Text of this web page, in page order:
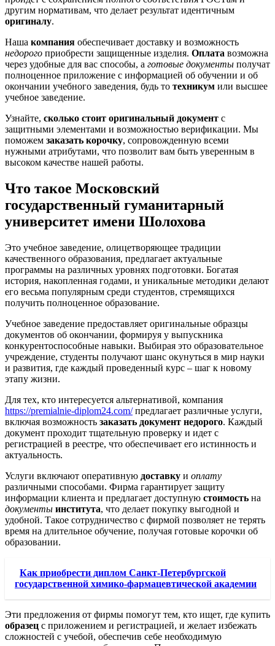
другим нормативам, что делает результат идентичным
оригиналу.
Наша компания обеспечивает доставку и возможность
недорого приобрести защищенные изделия. Оплата возможна
через удобные для вас способы, а готовые документы получат
полноценное приложение с информацией об обучении и об
окончании учебного заведения, будь то техникум или высшее
учебное заведение.
Узнайте, сколько стоит оригинальный документ с
защитными элементами и возможностью верификации. Мы
поможем заказать корочку, сопровожденную всеми
нужными атрибутами, что позволит вам быть уверенным в
высоком качестве нашей работы.
Что такое Московский
государственный гуманитарный
университет имени Шолохова
Это учебное заведение, олицетворяющее традиции
качественного образования, предлагает актуальные
программы на различных уровнях подготовки. Богатая
история, накопленная годами, и уникальные методики делают
его весьма популярным среди студентов, стремящихся
получить полноценное образование.
Учебное заведение предоставляет оригинальные образцы
документов об окончании, формируя у выпускника
конкурентоспособные навыки. Выбирая это образовательное
учреждение, студенты получают шанс окунуться в мир науки
и развития, где каждый проведенный курс – шаг к новому
этапу жизни.
Для тех, кто интересуется альтернативой, компания
https://premialnie-diplom24.com/предлагает различные услуги,
включая возможность заказать документ недорого. Каждый
документ проходит тщательную проверку и идет с
регистрацией в реестре, что обеспечивает его истинность и
актуальность.
Услуги включают оперативную доставку и оплату
различными способами. Фирма гарантирует защиту
информации клиента и предлагает доступную стоимость на
документы института, что делает покупку выгодной и
удобной. Такое сотрудничество с фирмой позволяет не терять
время на длительное обучение, получая готовые корочки об
образовании.
Как приобрести диплом Санкт-Петербургской
государственной химико-фармацевтической академии
Эти предложения от фирмы помогут тем, кто ищет, где купить
образец с приложением и регистрацией, и желает избежать
сложностей с учебой, обеспечив себе необходимую